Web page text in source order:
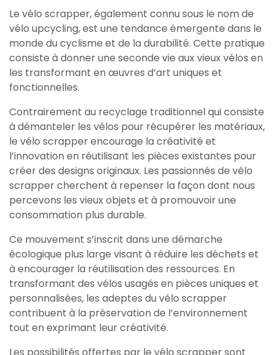
Le vélo scrapper, également connu sous le nom de
vélo upcycling, est une tendance émergente dans le
monde du cyclisme et de la durabilité. Cette pratique
consiste à donner une seconde vie aux vieux vélos en
les transformant en œuvres d’art uniques et
fonctionnelles.
Contrairement au recyclage traditionnel qui consiste
à démanteler les vélos pour récupérer les matériaux,
le vélo scrapper encourage la créativité et
l’innovation en réutilisant les pièces existantes pour
créer des designs originaux. Les passionnés de vélo
scrapper cherchent à repenser la façon dont nous
percevons les vieux objets et à promouvoir une
consommation plus durable.
Ce mouvement s’inscrit dans une démarche
écologique plus large visant à réduire les déchets et
à encourager la réutilisation des ressources. En
transformant des vélos usagés en pièces uniques et
personnalisées, les adeptes du vélo scrapper
contribuent à la préservation de l’environnement
tout en exprimant leur créativité.